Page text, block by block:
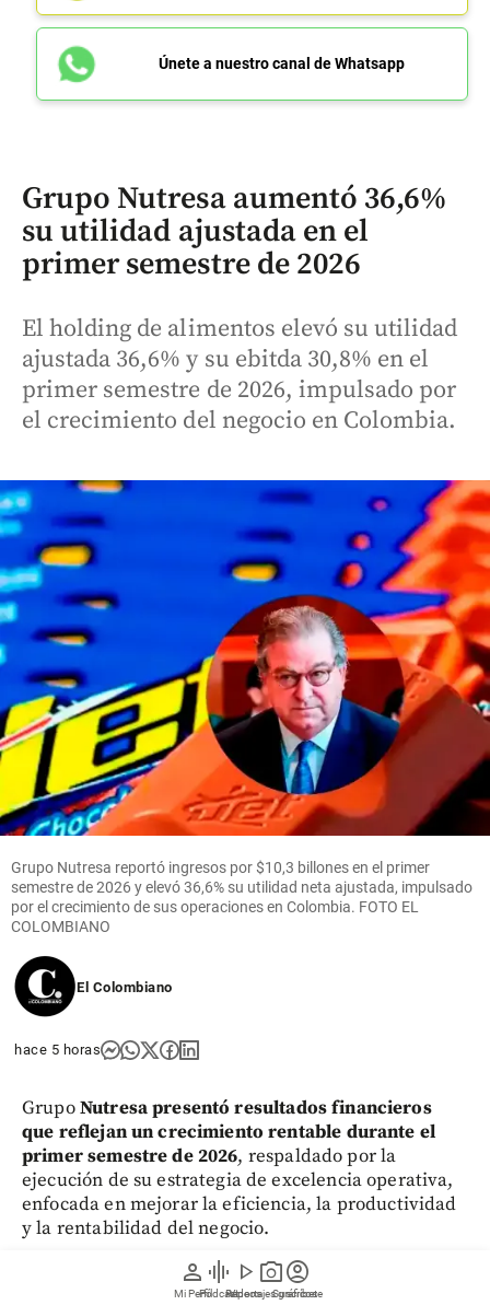
person
Mi Perfil
graphic_eq
Pódcast
play_arrow
Videos
photo_camera
Reportajes gráficos
account_circle
Suscríbete
Únete a nuestro canal de Whatsapp
Grupo Nutresa aumentó 36,6%
su utilidad ajustada en el
primer semestre de 2026
El holding de alimentos elevó su utilidad
ajustada 36,6% y su ebitda 30,8% en el
primer semestre de 2026, impulsado por
el crecimiento del negocio en Colombia.
Grupo Nutresa reportó ingresos por $10,3 billones en el primer
semestre de 2026 y elevó 36,6% su utilidad neta ajustada, impulsado
por el crecimiento de sus operaciones en Colombia. FOTO EL
COLOMBIANO
El Colombiano
hace 5 horas
GrupoNutresa presentó resultados financieros
que reflejan un crecimiento rentable durante el
primer semestre de 2026, respaldado por la
ejecución de su estrategia de excelencia operativa,
enfocada en mejorar la eficiencia, la productividad
y la rentabilidad del negocio.